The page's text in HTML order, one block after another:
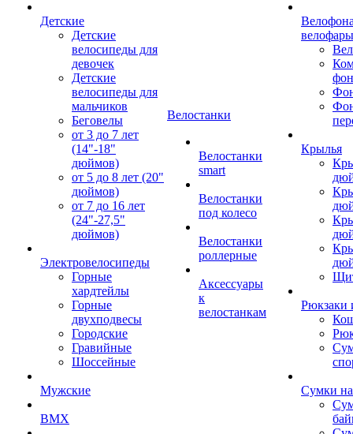
Детские
Детские
велосипеды для
девочек
Детские
велосипеды для
мальчиков
Беговелы
от 3 до 7 лет
(14"-18"
дюймов)
от 5 до 8 лет (20"
дюймов)
от 7 до 16 лет
(24"-27,5"
дюймов)
Электровелосипеды
Горные
хардтейлы
Горные
двухподвесы
Городские
Гравийные
Шоссейные
Мужские
BMX
Велостанки
Велостанки
smart
Велостанки
под колесо
Велостанки
роллерные
Аксессуары
к
велостанкам
велофары
Крылья
Рюкзаки
Сумки